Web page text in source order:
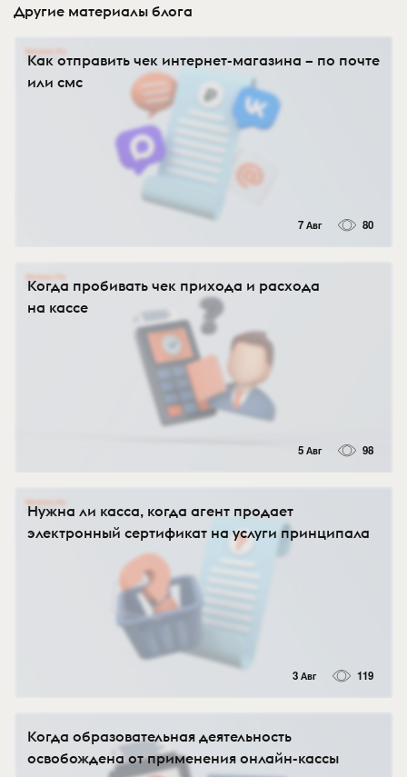
Другие материалы блога
Как отправить чек интернет-магазина – по почте
или смс
7 Авг 80
Когда пробивать чек прихода и расхода
на кассе
5 Авг 98
Нужна ли касса, когда агент продает
электронный сертификат на услуги принципала
3 Авг 119
Когда образовательная деятельность
освобождена от применения онлайн-кассы